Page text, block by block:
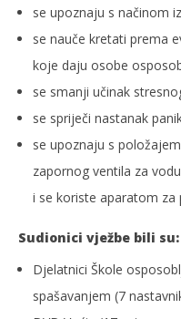
se upoznaju s načinom
se nauče kretati prema
koje daju osobe
se smanji učinak
se spriječi nastanak
se upoznaju s
zapornog ventila za
i se koriste aparatom za
Sudionici vježbe bili su:
Djelatnici Škole
spašavanjem (7